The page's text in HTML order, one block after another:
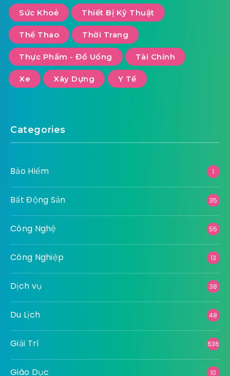
Sức Khoẻ Thiết Bị Kỹ Thuật
Thể Thao Thời Trang
Thực Phẩm - Đồ Uống Tài Chính
Xe Xây Dựng Y Tế
Categories
Bảo Hiểm 1
Bất Động Sản 35
Công Nghệ 55
Công Nghiệp 13
Dịch vụ 38
Du Lịch 48
Giải Trí 636
Giáo Dục 10